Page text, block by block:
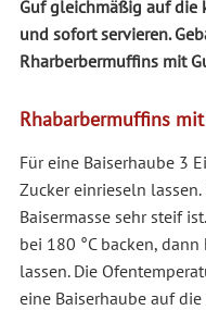
Guf gleichmäßig auf die
und sofort servieren.
Rharberbermuffins mit
Rhabarbermuffins
Für eine Baiserhaube 3
Zucker einrieseln
Baisermasse sehr steif
bei 180 °C backen,
lassen. Die
eine Baiserhaube auf